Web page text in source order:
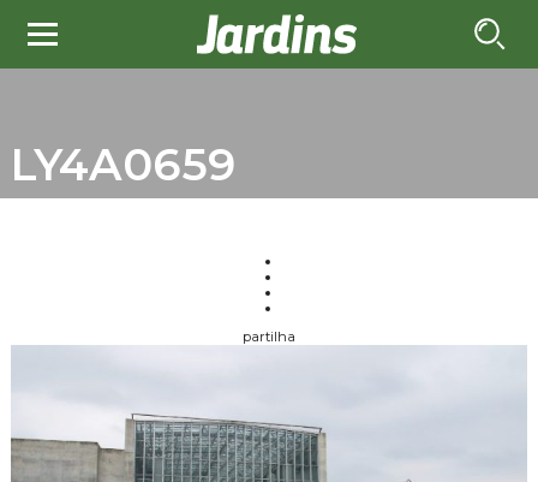
LY4A0659
partilha